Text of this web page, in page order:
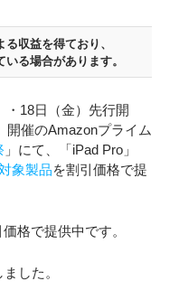
収益を得ており、
る場合があります。
・18日（金）先行開
開催のAmazonプライム
」にて、「iPad Pro」
象製品を割引価格で提
格で提供中です。
した。